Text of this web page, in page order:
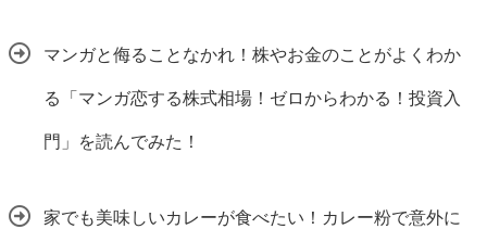
マンガと侮ることなかれ！株やお金のことがよくわか
る「マンガ恋する株式相場！ゼロからわかる！投資入
門」を読んでみた！
家でも美味しいカレーが食べたい！カレー粉で意外に